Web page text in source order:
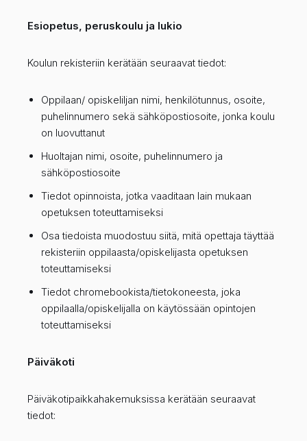
Esiopetus, peruskoulu ja lukio
Koulun rekisteriin kerätään seuraavat tiedot:
Oppilaan/ opiskeliljan nimi, henkilötunnus, osoite,
puhelinnumero sekä sähköpostiosoite, jonka koulu
on luovuttanut
Huoltajan nimi, osoite, puhelinnumero ja
sähköpostiosoite
Tiedot opinnoista, jotka vaaditaan lain mukaan
opetuksen toteuttamiseksi
Osa tiedoista muodostuu siitä, mitä opettaja täyttää
rekisteriin oppilaasta/opiskelijasta opetuksen
toteuttamiseksi
Tiedot chromebookista/tietokoneesta, joka
oppilaalla/opiskelijalla on käytössään opintojen
toteuttamiseksi
Päiväkoti
Päiväkotipaikkahakemuksissa kerätään seuraavat
tiedot: